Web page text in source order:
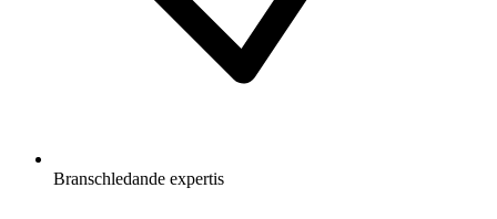
Branschledande expertis